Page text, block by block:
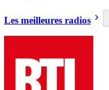
Les meilleures radios